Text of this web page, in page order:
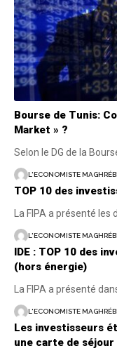
Bourse de Tunis:
Market » ?
Selon le DG de la
L'ECONOMISTE
TOP 10 des
La FIPA a présenté
L'ECONOMISTE
IDE : TOP 10 des
(hors énergie)
La FIPA a présenté
L'ECONOMISTE
Les investisseurs
une carte de